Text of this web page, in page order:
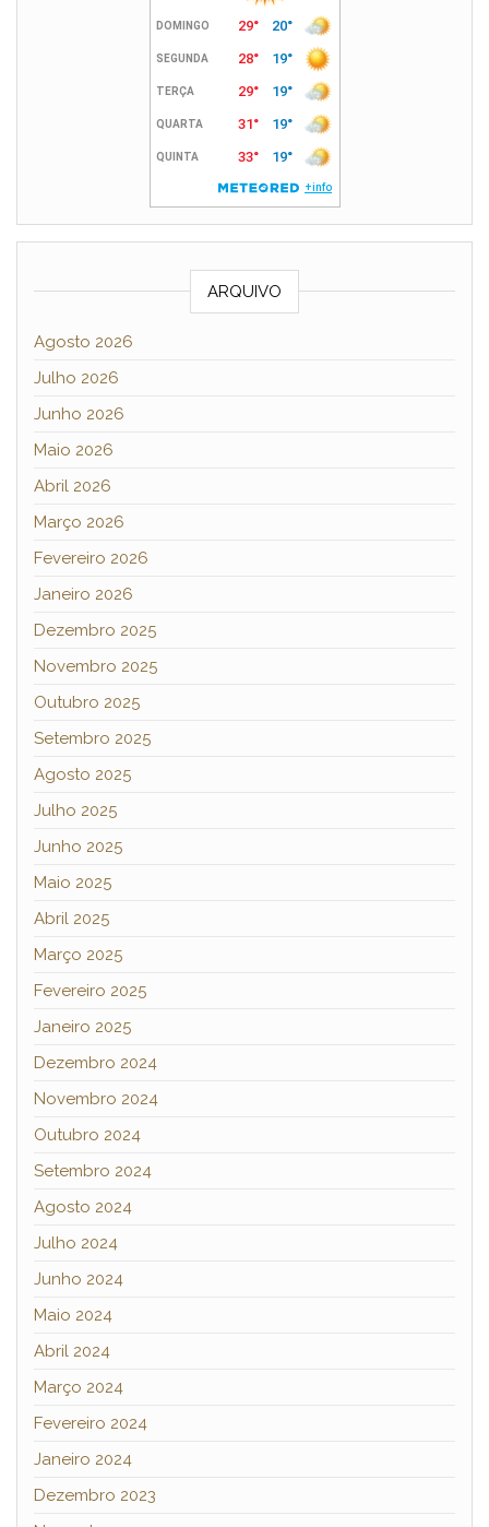
ARQUIVO
Agosto 2026
Julho 2026
Junho 2026
Maio 2026
Abril 2026
Março 2026
Fevereiro 2026
Janeiro 2026
Dezembro 2025
Novembro 2025
Outubro 2025
Setembro 2025
Agosto 2025
Julho 2025
Junho 2025
Maio 2025
Abril 2025
Março 2025
Fevereiro 2025
Janeiro 2025
Dezembro 2024
Novembro 2024
Outubro 2024
Setembro 2024
Agosto 2024
Julho 2024
Junho 2024
Maio 2024
Abril 2024
Março 2024
Fevereiro 2024
Janeiro 2024
Dezembro 2023